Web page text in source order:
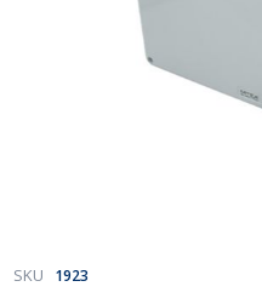
Skip
SKU 1923